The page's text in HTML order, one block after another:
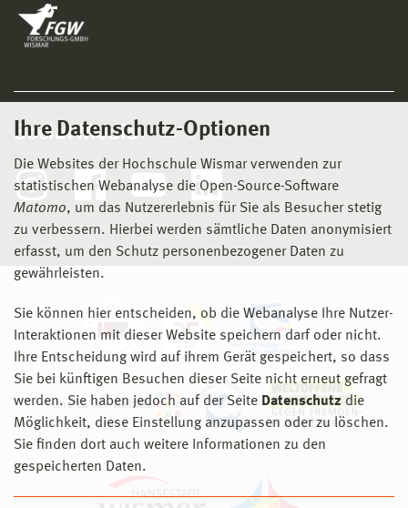
Ihre Datenschutz-Optionen
Die Websites der Hochschule Wismar verwenden zur
statistischen Webanalyse die Open-Source-Software
Matomo, um das Nutzererlebnis für Sie als Besucher stetig
zu verbessern. Hierbei werden sämtliche Daten anonymisiert
erfasst, um den Schutz personenbezogener Daten zu
gewährleisten.
Sie können hier entscheiden, ob die Webanalyse Ihre Nutzer-
Interaktionen mit dieser Website speichern darf oder nicht.
Ihre Entscheidung wird auf ihrem Gerät gespeichert, so dass
Sie bei künftigen Besuchen dieser Seite nicht erneut gefragt
werden. Sie haben jedoch auf der Seite Datenschutz die
Möglichkeit, diese Einstellung anzupassen oder zu löschen.
Sie finden dort auch weitere Informationen zu den
gespeicherten Daten.
Social Media